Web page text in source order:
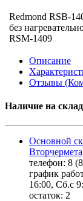
Redmond RSB-
без
RSM-1409
Описание
Отзывы
Наличие на
Основной
телефон: 8
график
16:00, Сб.с
остаток: 2